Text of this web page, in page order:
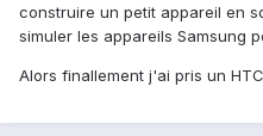
construire un petit appareil en
simuler les appareils Samsung
Alors finallement j'ai pris un